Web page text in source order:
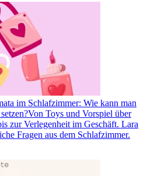
im Schlafzimmer: Wie kann man
Von Toys und Vorspiel über
zur Verlegenheit im Geschäft. Lara
Fragen aus dem Schlafzimmer.